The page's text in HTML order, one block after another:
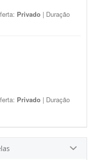
Privado | Duração
Privado | Duração